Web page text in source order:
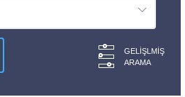
GELIŞLMIŞ
ARAMA